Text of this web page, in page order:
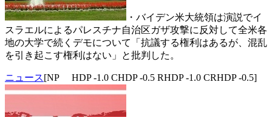
・バイデン米大統領は演説でイ
スラエルによるパレスチナ自治区ガザ攻撃に反対して全米各
地の大学で続くデモについて「抗議する権利はあるが、混乱
を引き起こす権利はない」と批判した。
ニュース[NP HDP -1.0 CHDP -0.5 RHDP -1.0 CRHDP -0.5]